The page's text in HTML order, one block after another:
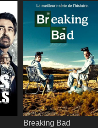
Breaking Bad